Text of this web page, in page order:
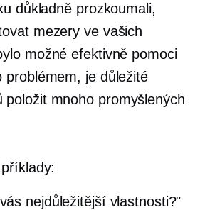
důkladně prozkoumali,
mezery ve vašich
možné efektivně pomoci
problémem, je důležité
položit mnoho promyšlených
nejdůležitější vlastnosti?"